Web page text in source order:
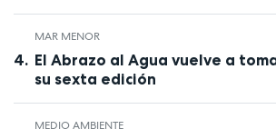
MAR MENOR
El Abrazo al Agua vuelve a
su sexta edición
MEDIO AMBIENTE